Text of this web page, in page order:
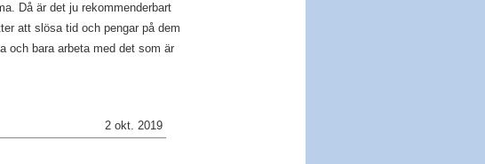
Då är det ju rekommenderbart
att slösa tid och pengar på dem
och bara arbeta med det som är
2 okt. 2019